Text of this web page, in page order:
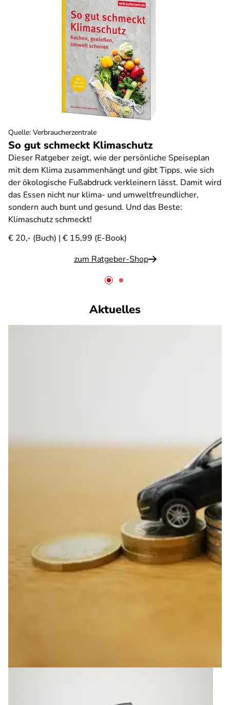
So gut schmeckt Klimaschutz
Dieser Ratgeber zeigt, wie der persönliche Speiseplan
mit dem Klima zusammenhängt und gibt Tipps, wie sich
der ökologische Fußabdruck verkleinern lässt. Damit wird
das Essen nicht nur klima- und umweltfreundlicher,
sondern auch bunt und gesund. Und das Beste:
Klimaschutz schmeckt!
€ 20,- (Buch) | € 15,99 (E-Book)
zum Ratgeber-Shop
Quelle: Verbraucherzentrale
Aktuelles